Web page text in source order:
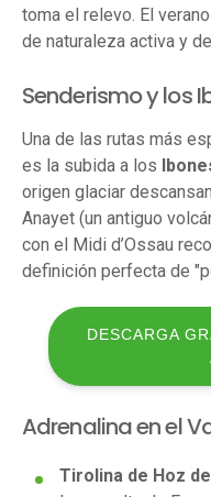
toma el relevo. El
de naturaleza activa y
Senderismo y los
Una de las rutas más
es la subida a los
origen glaciar
Anayet (un antiguo
con el Midi d’Ossau
definición perfecta de
DESCARGA
Adrenalina en el
Tirolina de Hoz